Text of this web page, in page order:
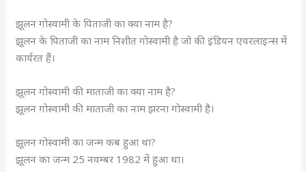
झूलन गोस्वामी के पिताजी का क्या नाम है?
झूलन के पिताजी का नाम निशीत गोस्वामी है जो की इंडियन एयरलाइन्स में
कार्यरत हैं।
झूलन गोस्वामी की माताजी का क्या नाम है?
झूलन गोस्वामी की माताजी का नाम झरना गोस्वामी है।
झूलन गोस्वामी का जन्म कब हुआ था?
झूलन का जन्म 25 नवम्बर 1982 में हुआ था।